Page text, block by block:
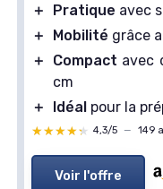
＋ Pratique avec
＋
Mobilité grâce
＋
Compact avec
cm
＋
Idéal pour la
★★★★★
★★★★★ 4,3/5 — 149
Voir l'offre